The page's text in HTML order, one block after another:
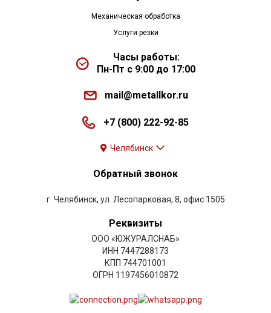
Механическая обработка
Услуги резки
Часы работы:
Пн-Пт с 9:00 до 17:00
mail@metallkor.ru
+7 (800) 222-92-85
Челябинск
Обратный звонок
г. Челябинск, ул. Лесопарковая, 8, офис 1505
Реквизиты
ООО «ЮЖУРАЛСНАБ»
ИНН 7447288173
КПП 744701001
ОГРН 1197456010872